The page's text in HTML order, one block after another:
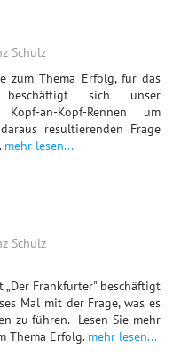
Schulz
zum Thema Erfolg, für das
sich unser
an-Kopf-Rennen um
resultierenden Frage
mehr lesen...
Schulz
Frankfurter" beschäftigt
Mal mit der Frage, was es
zu führen. Lesen Sie mehr
Thema Erfolg. mehr lesen...